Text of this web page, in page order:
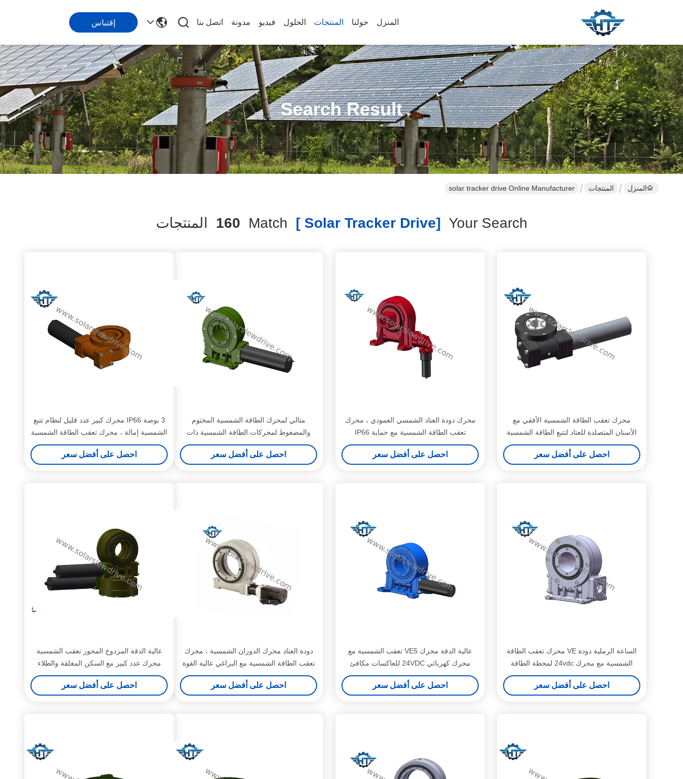
المنزل حولنا المنتجات الحلول فيديو مدونة اتصل بنا إقتباس
Search Result
المنزل المنتجات solar tracker drive Online Manufacturer
Your Search
[solar Tracker Drive ]
160 المنتجات
محرك تعقب الطاقة الشمسية الأفقي مع
الأسنان المتصلدة للعتاد لتتبع الطاقة الشمسية
الصغيرة والمزدوجة المحور
احصل على أفضل سعر
محرك دودة العتاد الشمسي العمودي ، محرك
تعقب الطاقة الشمسية مع حماية IP66
احصل على أفضل سعر
مثالي لمحرك الطاقة الشمسية المختوم
والمضغوط لمحركات الطاقة الشمسية ذات
المحور الواحد
احصل على أفضل سعر
3 بوصة IP66 محرك كبير عدد قليل لنظام تتبع
الشمسية إمالة ، محرك تعقب الطاقة الشمسية
احصل على أفضل سعر
الساعة الرملية دودة VE محرك تعقب الطاقة
الشمسية مع محرك 24vdc لمحطة الطاقة
الشمسية المركزة
احصل على أفضل سعر
عالية الدقة محرك VE5 تعقب الشمسية مع
محرك كهربائي 24VDC للعاكسات مكافئ
احصل على أفضل سعر
دودة العتاد محرك الدوران الشمسية ، محرك
تعقب الطاقة الشمسية مع البراغي عالية القوة
احصل على أفضل سعر
عالية الدقة المزدوج المحور تعقب الشمسية
محرك عدد كبير مع السكن المغلقة والطلاء
مسحوق
احصل على أفضل سعر